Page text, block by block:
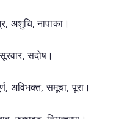
अशुचि, नापाका।
सदोष।
अविभक्त, समूचा, पूरा।